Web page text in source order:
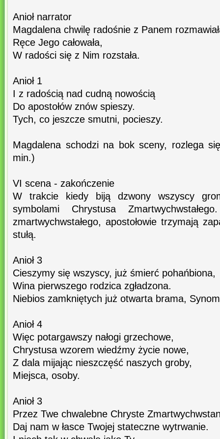
Anioł narrator
Magdalena chwilę radośnie z Panem
Ręce Jego całowała,
W radości się z Nim rozstała.
Anioł 1
I z radością nad cudną nowością
Do apostołów znów spieszy.
Tych, co jeszcze smutni, pocieszy.
Magdalena schodzi na bok sceny, rozlega
min.)
VI scena - zakończenie
W trakcie kiedy biją dzwony wszyscy
symbolami Chrystusa
zmartwychwstałego, apostołowie trzymają
stułą.
Anioł 3
Cieszymy się wszyscy, już śmierć pohańbiona,
Wina pierwszego rodzica zgładzona.
Niebios zamkniętych już otwarta brama,
Anioł 4
Więc potargawszy nałogi grzechowe,
Chrystusa wzorem wiedźmy życie nowe,
Z dala mijając nieszczęść naszych groby,
Miejsca, osoby.
Anioł 3
Przez Twe chwalebne Chryste
Daj nam w łasce Twojej stateczne wytrwanie.